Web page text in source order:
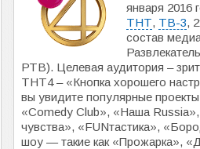
января 2016
ТНТ, ТВ-3,
состав
РТВ). Целевая аудитория –
ТНТ4 – «Кнопка хорошего
вы увидите популярные
«Comedy Сlub», «Наша
чувства», «FUNтастика»,
шоу — такие как «Прожарка»,